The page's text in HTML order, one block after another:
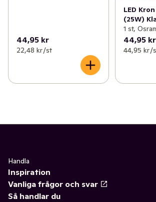
44,95 kr
22,48 kr /st
LED
(25W)
1 st,
44,95 kr
44,95 kr /
Handla
Inspiration
Vanliga frågor och svar
Så handlar du